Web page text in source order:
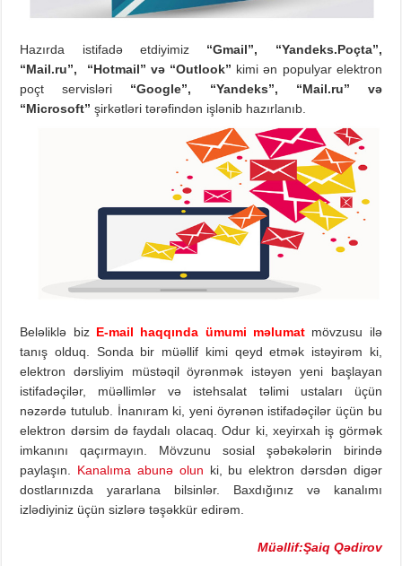
Hazırda istifadə etdiyimiz “Gmail”, “Yandeks.Poçta”,
“Mail.ru”, “Hotmail” və“Outlook” kimi ən populyar elektron
poçt servisləri “Google”, “Yandeks”, “Mail.ru” və
“Microsoft”şirkətləri tərəfindən işlənib hazırlanıb.
Beləliklə biz E-mail haqqında ümumi məlumat mövzusu ilə
tanış olduq. Sonda bir müəllif kimi qeyd etmək istəyirəm ki,
elektron dərsliyim müstəqil öyrənmək istəyən yeni başlayan
istifadəçilər, müəllimlər və istehsalat təlimi ustaları üçün
nəzərdə tutulub. İnanıram ki, yeni öyrənən istifadəçilər üçün bu
elektron dərsim də faydalı olacaq. Odur ki, xeyirxah iş görmək
imkanını qaçırmayın. Mövzunu sosial şəbəkələrin birində
paylaşın. Kanalıma abunə olun ki, bu elektron dərsdən digər
dostlarınızda yararlana bilsinlər. Baxdığınız və kanalımı
izlədiyiniz üçün sizlərə təşəkkür edirəm.
Müəllif:Şaiq Qədirov